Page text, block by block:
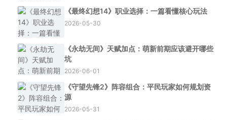
《最终幻想14》职业选择：一篇看懂核心玩法
2026-05-30
《永劫无间》天赋加点：萌新前期应该避开哪些
坑
2026-06-01
《守望先锋2》阵容组合：平民玩家如何规划资
源
2026-05-31